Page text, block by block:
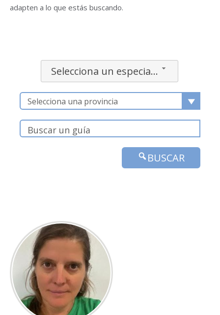
adapten a lo que estás buscando.
Selecciona un especialidad
Selecciona una provincia
BUSCAR